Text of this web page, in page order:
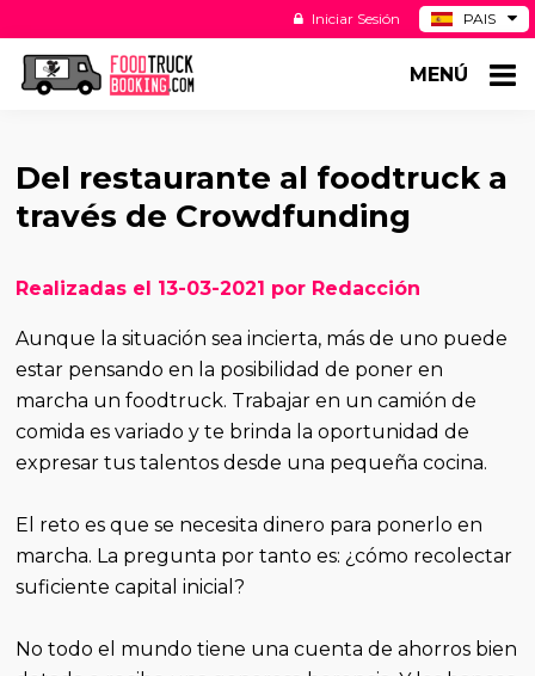
PAIS
DE
Iniciar Sesión
MENÚ
Del restaurante al foodtruck a
través de Crowdfunding
Realizadas el 13-03-2021 por Redacción
Aunque la situación sea incierta, más de uno puede
estar pensando en la posibilidad de poner en
marcha un foodtruck. Trabajar en un camión de
comida es variado y te brinda la oportunidad de
expresar tus talentos desde una pequeña cocina.
El reto es que se necesita dinero para ponerlo en
marcha. La pregunta por tanto es: ¿cómo recolectar
suficiente capital inicial?
No todo el mundo tiene una cuenta de ahorros bien